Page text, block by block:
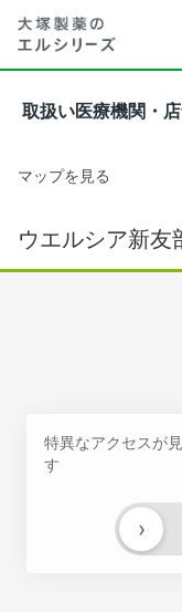
取扱い医療機関・
マップを見る
ウエルシア新友
特異なアクセスが
す
›